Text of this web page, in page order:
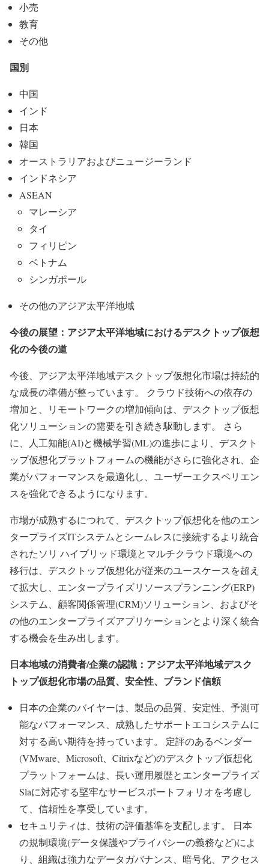
小売
教育
その他
国別
中国
インド
日本
韓国
オーストラリアおよびニュージーランド
インドネシア
ASEAN
マレーシア
タイ
フィリピン
ベトナム
シンガポール
その他のアジア太平洋地域
今後の展望：アジア太平洋地域におけるデスクトップ仮想
化の今後の道
今後、アジア太平洋地域デスクトップ仮想化市場は持続的
な成長の準備が整っています。 クラウド技術への依存の
増加と、リモートワークの増加傾向は、デスクトップ仮想
化ソリューションの需要を引き続き駆動します。 さら
に、人工知能(AI)と機械学習(ML)の進歩により、デスクト
ップ仮想化プラットフォームの機能がさらに強化され、企
業がパフォーマンスを最適化し、ユーザーエクスペリエン
スを強化できるようになります。
市場が成熟するにつれて、デスクトップ仮想化を他のエン
タープライズITシステムとシームレスに接続するより統合
されたソリ ハイブリッド環境とマルチクラウド環境への
移行は、デスクトップ仮想化が従来のユースケースを超え
て拡大し、エンタープライズリソースプランニング(ERP)
システム、顧客関係管理(CRM)ソリューション、およびそ
の他のエンタープライズアプリケーションとより深く統合
する機会を生み出します。
日本地域の消費者/企業の認識：アジア太平洋地域デスク
トップ仮想化市場の品質、安全性、ブランド信頼
日本の企業のバイヤーは、製品の品質、安定性、予測可
能なパフォーマンス、成熟したサポートエコシステムに
対する高い期待を持っています。 定評のあるベンダー
(VMware、Microsoft、Citrixなど)のデスクトップ仮想化
プラットフォームは、長い運用履歴とエンタープライズ
Slaに対応する堅牢なサービスポートフォリオを考慮し
て、信頼性を享受しています。
セキュリティは、技術の評価基準を支配します。 日本
の規制環境(データ保護やプライバシーの義務など)によ
り、組織は強力なデータガバナンス、暗号化、アクセス